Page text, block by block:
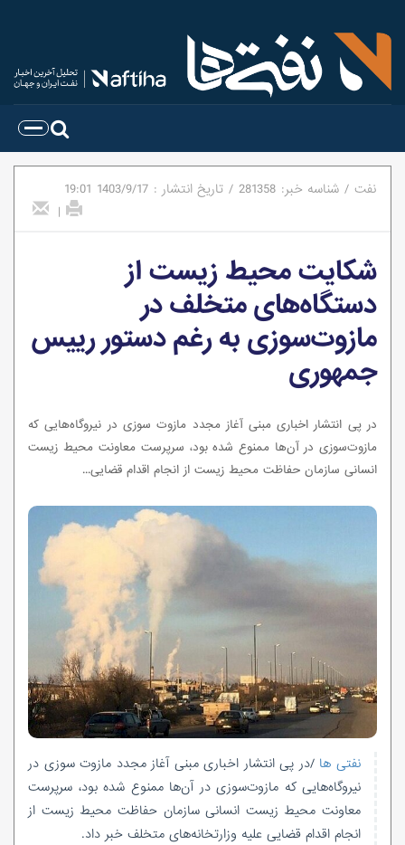
نفت / شناسه خبر: 281358
/ تاریخ انتشار : 1403/9/17
19:01
|
شکایت محیط زیست از
دستگاه‌های متخلف در
مازوت‌سوزی به رغم دستور رییس
جمهوری
در پی انتشار اخباری مبنی آغاز مجدد مازوت سوزی در نیروگاه‌هایی که
مازوت‌سوزی در آن‌ها ممنوع شده بود، سرپرست معاونت محیط زیست
انسانی سازمان حفاظت محیط زیست از انجام اقدام قضایی...
نفتی ها/در پی انتشار اخباری مبنی آغاز مجدد مازوت سوزی در
نیروگاه‌هایی که مازوت‌سوزی در آن‌ها ممنوع شده بود، سرپرست
معاونت محیط زیست انسانی سازمان حفاظت محیط زیست از
انجام اقدام قضایی علیه وزارتخانه‌های متخلف خبر داد.